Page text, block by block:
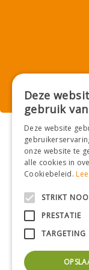
©
Deze
gebruik
Deze website
onze website te
alle cookies in
Cookiebeleid.
STRIKT
PRESTATIE
TARGETING